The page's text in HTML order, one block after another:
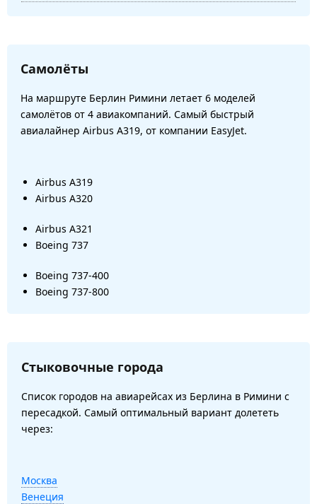
Самолёты
На маршруте Берлин Римини летает 6 моделей
самолётов от 4 авиакомпаний. Самый быстрый
авиалайнер Airbus A319, от компании EasyJet.
Airbus A319
Airbus A320
Airbus A321
Boeing 737
Boeing 737-400
Boeing 737-800
Стыковочные города
Список городов на авиарейсах из Берлина в Римини с
пересадкой. Самый оптимальный вариант долететь
через:
Москва
Венеция